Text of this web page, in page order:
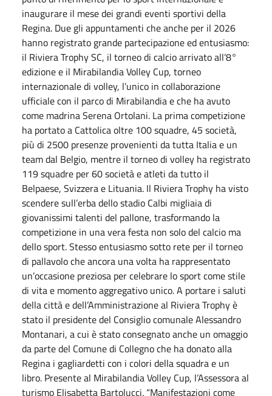
inaugurare il mese dei grandi eventi sportivi della
Regina. Due gli appuntamenti che anche per il 2026
hanno registrato grande partecipazione ed entusiasmo:
il Riviera Trophy SC, il torneo di calcio arrivato all’8°
edizione e il Mirabilandia Volley Cup, torneo
internazionale di volley, l’unico in collaborazione
ufficiale con il parco di Mirabilandia e che ha avuto
come madrina Serena Ortolani. La prima competizione
ha portato a Cattolica oltre 100 squadre, 45 società,
più di 2500 presenze provenienti da tutta Italia e un
team dal Belgio, mentre il torneo di volley ha registrato
119 squadre per 60 società e atleti da tutto il
Belpaese, Svizzera e Lituania. Il Riviera Trophy ha visto
scendere sull’erba dello stadio Calbi migliaia di
giovanissimi talenti del pallone, trasformando la
competizione in una vera festa non solo del calcio ma
dello sport. Stesso entusiasmo sotto rete per il torneo
di pallavolo che ancora una volta ha rappresentato
un’occasione preziosa per celebrare lo sport come stile
di vita e momento aggregativo unico. A portare i saluti
della città e dell’Amministrazione al Riviera Trophy è
stato il presidente del Consiglio comunale Alessandro
Montanari, a cui è stato consegnato anche un omaggio
da parte del Comune di Collegno che ha donato alla
Regina i gagliardetti con i colori della squadra e un
libro. Presente al Mirabilandia Volley Cup, l’Assessora al
turismo Elisabetta Bartolucci. “Manifestazioni come